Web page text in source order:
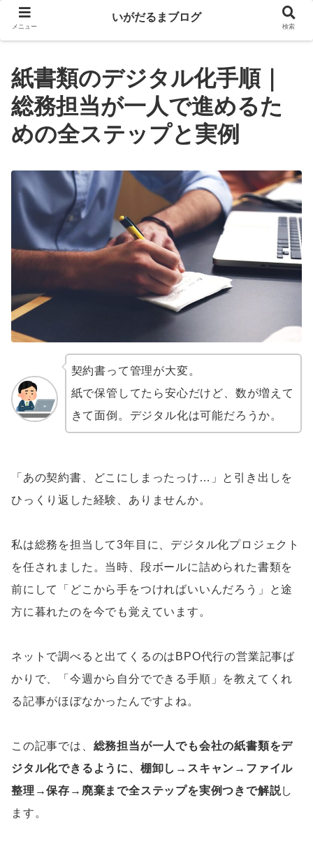
紙書類のデジタル化手順｜
総務担当が一人で進めるた
めの全ステップと実例
契約書って管理が大変。
紙で保管してたら安心だけど、数が増えて
きて面倒。デジタル化は可能だろうか。
「あの契約書、どこにしまったっけ…」と引き出しを
ひっくり返した経験、ありませんか。
私は総務を担当して3年目に、デジタル化プロジェクト
を任されました。当時、段ボールに詰められた書類を
前にして「どこから手をつければいいんだろう」と途
方に暮れたのを今でも覚えています。
ネットで調べると出てくるのはBPO代行の営業記事ば
かりで、「今週から自分でできる手順」を教えてくれ
る記事がほぼなかったんですよね。
この記事では、 総務担当が一人でも会社の紙書類をデ
ジタル化できるように、棚卸し→スキャン→ファイル
整理→保存→廃棄まで全ステップを実例つきで解説し
ます。
メニュー
いがだるまブログ
検索